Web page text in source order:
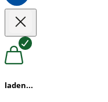
laden...